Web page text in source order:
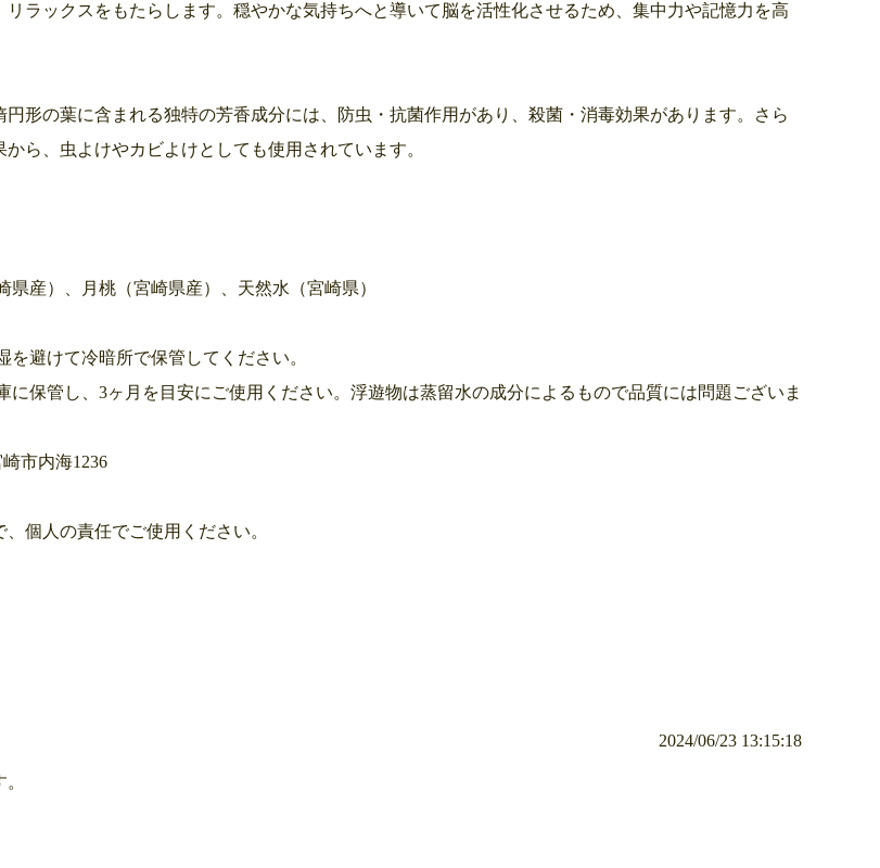
リラックスをもたらします。穏やかな気持ちへと導いて脳を活性化させるため、集中力や記憶力を高
円形の葉に含まれる独特の芳香成分には、防虫・抗菌作用があり、殺菌・消毒効果があります。さら
ら、虫よけやカビよけとしても使用されています。
県産）、月桃（宮崎県産）、天然水（宮崎県）
避けて冷暗所で保管してください。
に保管し、3ヶ月を目安にご使用ください。浮遊物は蒸留水の成分によるもので品質には問題ございま
市内海1236
個人の責任でご使用ください。
2024/06/23 13:15:18